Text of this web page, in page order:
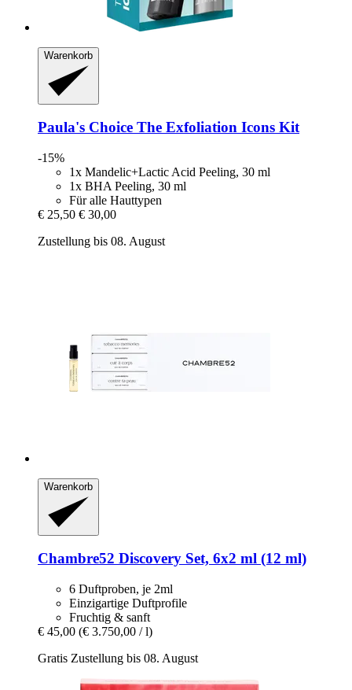
Warenkorb
Paula's Choice The Exfoliation Icons Kit
-15%
1x Mandelic+Lactic Acid Peeling, 30 ml
1x BHA Peeling, 30 ml
Für alle Hauttypen
€ 25,50 € 30,00
Zustellung bis 08. August
Warenkorb
Chambre52 Discovery Set, 6x2 ml (12 ml)
6 Duftproben, je 2ml
Einzigartige Duftprofile
Fruchtig & sanft
€ 45,00 (€ 3.750,00 / l)
Gratis Zustellung bis 08. August